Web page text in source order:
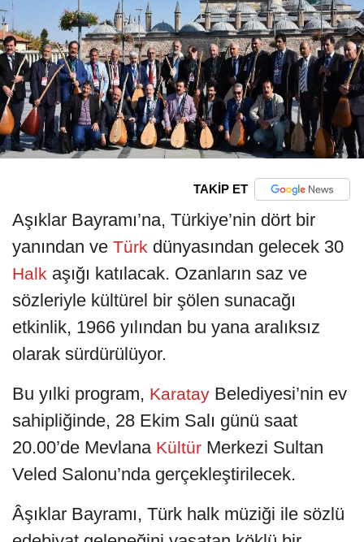
TAKİP ET
Aşıklar Bayramı’na, Türkiye’nin dört bir
yanından ve Türk dünyasından gelecek 30
Halk aşığı katılacak. Ozanların saz ve
sözleriyle kültürel bir şölen sunacağı
etkinlik, 1966 yılından bu yana aralıksız
olarak sürdürülüyor.
Bu yılki program, Karatay Belediyesi’nin ev
sahipliğinde, 28 Ekim Salı günü saat
20.00’de Mevlana Kültür Merkezi Sultan
Veled Salonu’nda gerçekleştirilecek.
Âşıklar Bayramı, Türk halk müziği ile sözlü